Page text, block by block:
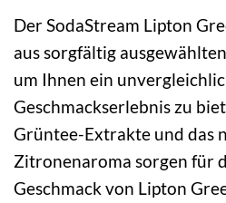
Der SodaStream Lipton
aus sorgfältig
um Ihnen ein
Geschmackserlebnis zu
Grüntee-Extrakte und das
Zitronenaroma sorgen für
Geschmack von Lipton